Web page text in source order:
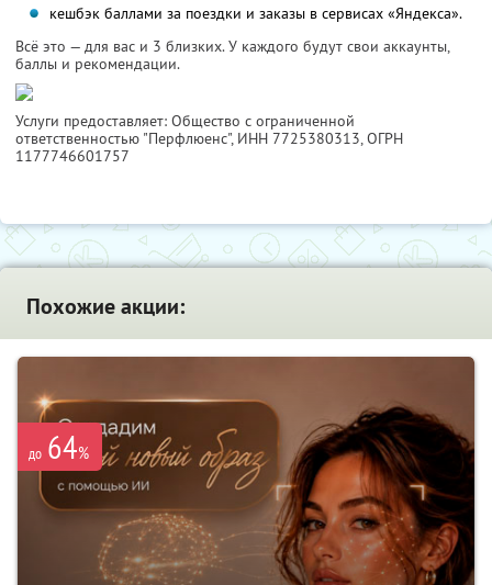
кешбэк баллами за поездки и заказы в сервисах «Яндекса».
Всё это — для вас и 3 близких. У каждого будут свои аккаунты,
баллы и рекомендации.
Услуги предоставляет: Общество с ограниченной
ответственностью "Перфлюенс", ИНН 7725380313, ОГРН
1177746601757
Похожие акции:
до 64%